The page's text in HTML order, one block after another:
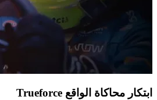
ابتكار محاكاة الواقع Trueforce